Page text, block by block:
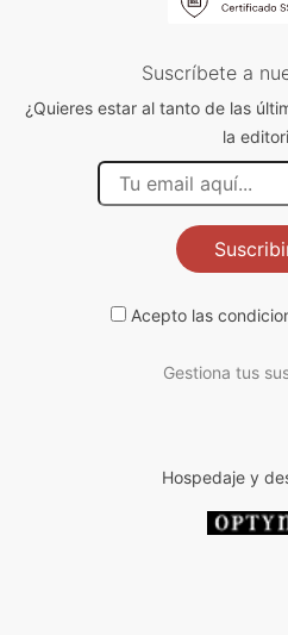
Suscríbete a
¿Quieres estar al tanto de las
la
Acepto las
Gestiona tus
Hospedaje y